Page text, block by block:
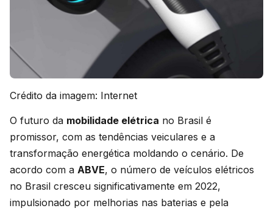
Crédito da imagem: Internet
O futuro da mobilidade elétrica no Brasil é
promissor, com as tendências veiculares e a
transformação energética moldando o cenário. De
acordo com a ABVE, o número de veículos elétricos
no Brasil cresceu significativamente em 2022,
impulsionado por melhorias nas baterias e pela